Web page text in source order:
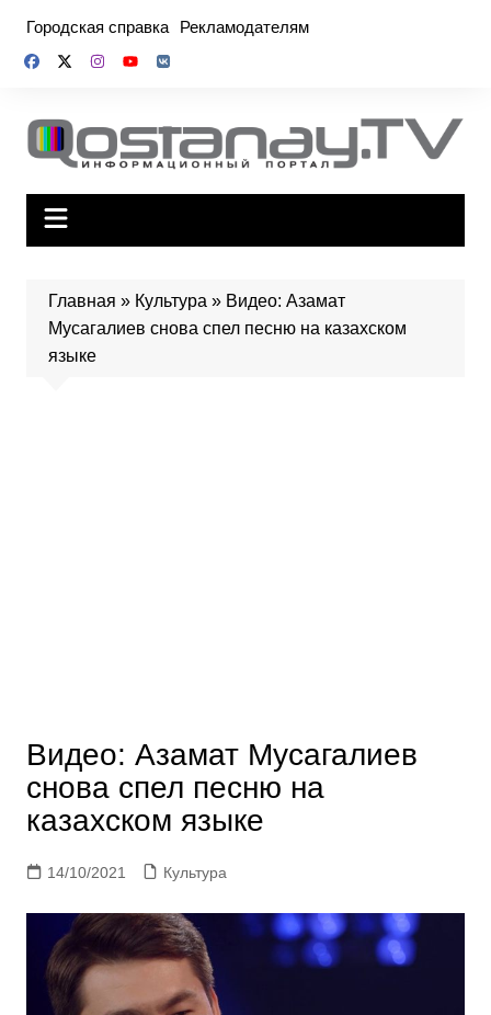
содержимому
Городская справка Рекламодателям
Главная » Культура » Видео: Азамат
Мусагалиев снова спел песню на казахском
языке
Видео: Азамат Мусагалиев
снова спел песню на
казахском языке
14/10/2021 Культура